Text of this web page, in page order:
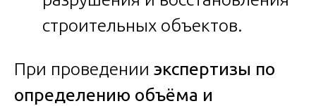
строительных объектов.
При проведении экспертизы по
определению объёма и